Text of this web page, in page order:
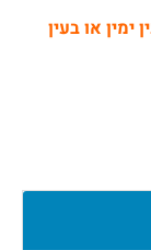
או בעין